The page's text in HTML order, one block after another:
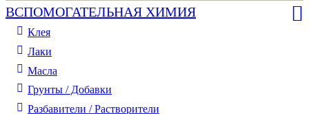
ВСПОМОГАТЕЛЬНАЯ ХИМИЯ
Клея
Лаки
Масла
Грунты / Добавки
Разбавители / Растворители